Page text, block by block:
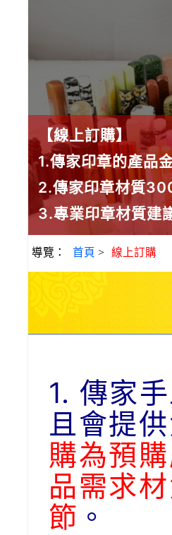
【線上訂購】
1.傳家印章的產品
2.傳家印章材質
3.專業印章材質建
導覽： 首頁 > 線上訂購
1. 傳家
且會提
購為預
品需求
節 。